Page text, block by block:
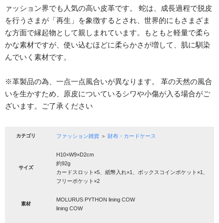
ァッション界でも人気の高い皮革です。 蛇は、成長過程で脱皮
を行うさまが「再生」を象徴するとされ、世界的にもさまざま
な方面で縁起物として親しまれています。もともと軽量で柔ら
かな素材ですが、使い込むほどに柔らかさが増して、肌に馴染
んでいく素材です。
※革製品の為、一点一点風合いが異なります。 革の天然の風合
いを生かすため、原皮についているシワや小傷が入る場合がご
ざいます。ご了承ください
カテゴリ ファッション雑貨 ＞ 財布・カードケース
サイズ
H10×W9×D2cm
約92g
カードスロット×5、紙幣入れ×1、ボックスコインポケット×1、
フリーポケット×2
素材
MOLURUS PYTHON lining COW
lining COW